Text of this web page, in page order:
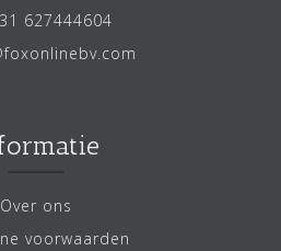
627444604
Over ons
voorwaarden